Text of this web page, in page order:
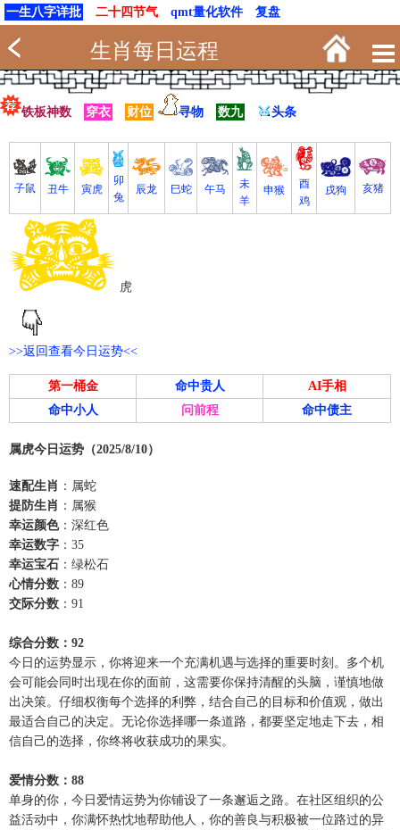
一生八字详批 二十四节气 qmt量化软件 复盘
生肖每日运程
铁板神数 穿衣 财位 寻物 数九 头条
子鼠 丑牛 寅虎
卯
兔
辰龙 巳蛇 午马
未
羊
申猴
酉
鸡
戌狗 亥猪
虎
>>返回查看今日运势<<
第一桶金 命中贵人
AI手相
命中小人
问前程 命中债主
属虎今日运势（2025/8/10）
速配生肖 ：属蛇
提防生肖 ：属猴
幸运颜色：深红色
幸运数字 ：35
幸运宝石 ：绿松石
心情分数 ：89
交际分数 ：91
综合分数：92
今日的运势显示，你将迎来一个充满机遇与选择的重要时刻。多个机
会可能会同时出现在你的面前，这需要你保持清醒的头脑，谨慎地做
出决策。仔细权衡每个选择的利弊，结合自己的目标和价值观，做出
最适合自己的决定。无论你选择哪一条道路，都要坚定地走下去，相
信自己的选择，你终将收获成功的果实。
爱情分数：88
单身的你，今日爱情运势为你铺设了一条邂逅之路。在社区组织的公
益活动中，你满怀热忱地帮助他人，你的善良与积极被一位路过的异